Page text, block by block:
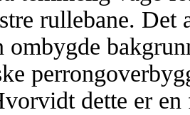
rullebane. Det
ombygde
dette er